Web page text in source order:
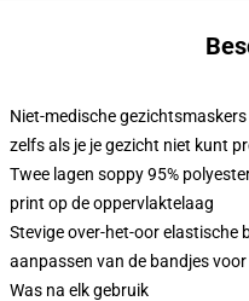
Niet-medische
zelfs als je je gezicht niet kunt
Twee lagen soppy 95%
print op de oppervlaktelaag
Stevige over-het-oor elastische
aanpassen van de bandjes
Was na elk gebruik